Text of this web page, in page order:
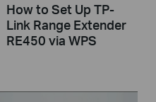
How to Set Up TP-
Link Range Extender
RE450 via WPS